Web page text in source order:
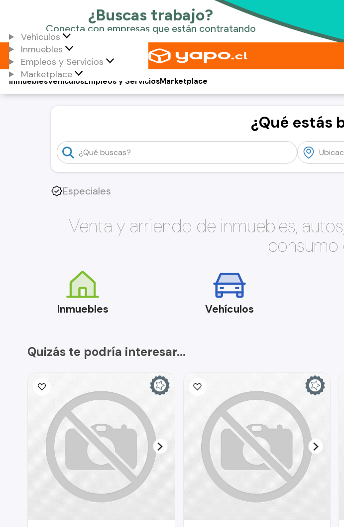
Vehículos
Inmuebles
Empleos y Servicios
Marketplace
Vehículos
Inmuebles Empleos y ServiciosMarketplace
¿Qué estás
Especiales
Venta y arriendo de inmuebles,
consumo
Inmuebles Vehículos
Quizás te podría interesar...